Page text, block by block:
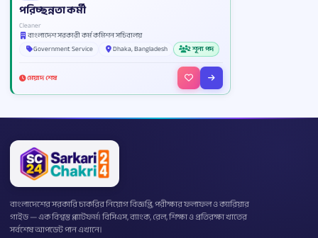
পরিচ্ছন্নতা কর্মী
Cleaner
বাংলাদেশ সরকারী কর্ম কমিশন সচিবালয়
Government Service
Dhaka, Bangladesh 2 শূন্য পদ
মেয়াদ শেষ
বাংলাদেশের সরকারি চাকরির নিয়োগ বিজ্ঞপ্তি, পরীক্ষার ফলাফল ও ক্যারিয়ার
গাইড — এক বিশ্বস্ত প্ল্যাটফর্ম। বিসিএস, ব্যাংক, রেল, শিক্ষা ও প্রতিরক্ষা খাতের
সর্বশেষ আপডেট পান এখানে।